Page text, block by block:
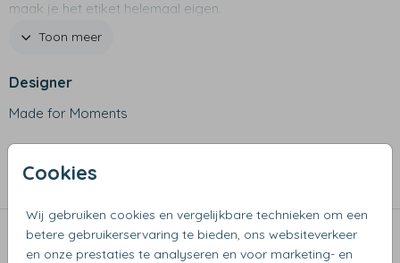
Cookies
Wij gebruiken cookies en vergelijkbare technieken om een
betere gebruikerservaring te bieden, ons websiteverkeer
en onze prestaties te analyseren en voor marketing- en
maak je het etiket helemaal eigen.
• 5 etiketten per vel
• Gedrukt op mat stickermateriaal
Toon meer
Designer
Made for Moments
Collectie
Fles etiket
Dit vind je misschien ook leuk